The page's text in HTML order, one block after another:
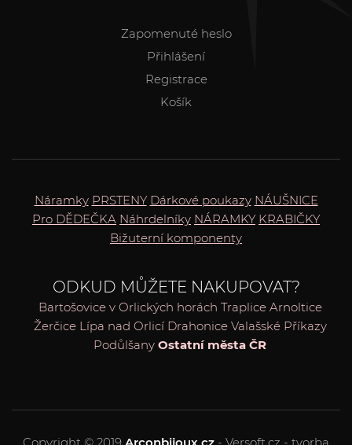
Zapomenuté heslo
Přihlášení
Registrace
Košík
Náramky PRSTENY Dárkové poukazy NÁUŠNICE
Pro DĚDEČKA Náhrdelníky NÁRAMKY KRABIČKY
Bižuterní komponenty
ODKUD MŮŽETE NAKUPOVAT?
Bartošovice v Orlických horách Traplice Arnoltice
Žerčice Lípa nad Orlicí Drahonice Valašské Příkazy
Podůlšany Ostatní města ČR